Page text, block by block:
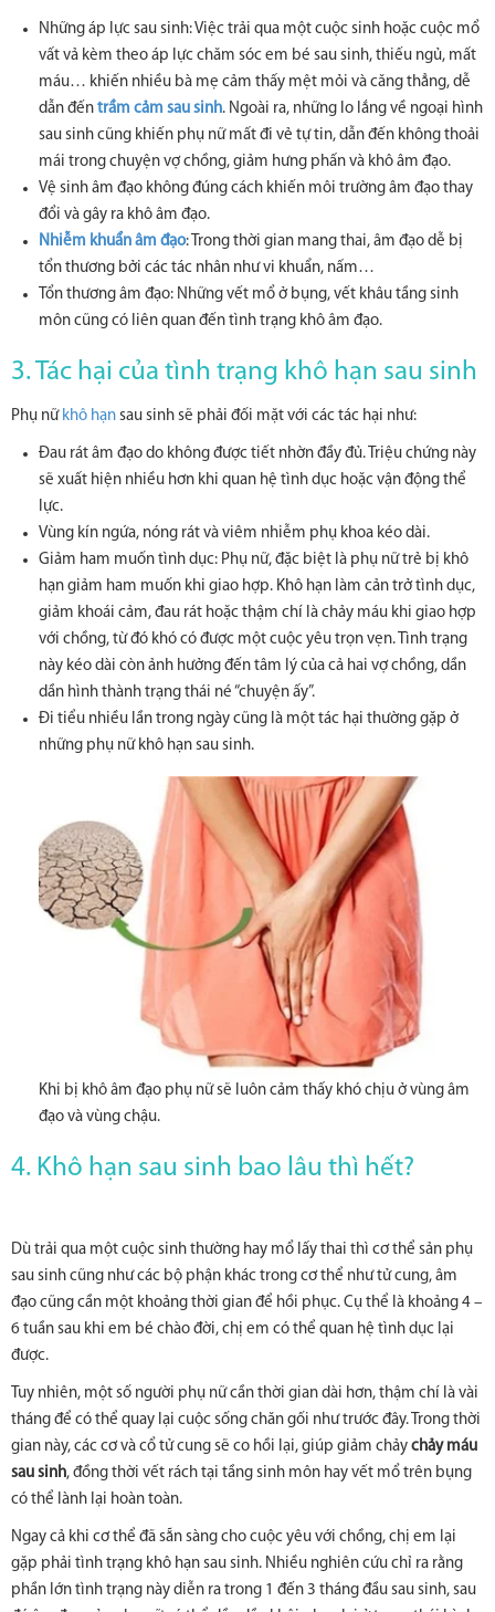
Những áp lực sau sinh: Việc trải qua một cuộc sinh hoặc cuộc mổ
vất vả kèm theo áp lực chăm sóc em bé sau sinh, thiếu ngủ, mất
máu… khiến nhiều bà mẹ cảm thấy mệt mỏi và căng thẳng, dễ
dẫn đến trầm cảm sau sinh. Ngoài ra, những lo lắng về ngoại hình
sau sinh cũng khiến phụ nữ mất đi vẻ tự tin, dẫn đến không thoải
mái trong chuyện vợ chồng, giảm hưng phấn và khô âm đạo.
Vệ sinh âm đạo không đúng cách khiến môi trường âm đạo thay
đổi và gây ra khô âm đạo.
Nhiễm khuẩn âm đạo: Trong thời gian mang thai, âm đạo dễ bị
tổn thương bởi các tác nhân như vi khuẩn, nấm…
Tổn thương âm đạo: Những vết mổ ở bụng, vết khâu tầng sinh
môn cũng có liên quan đến tình trạng khô âm đạo.
3. Tác hại của tình trạng khô hạn sau sinh
Phụ nữ khô hạn sau sinh sẽ phải đối mặt với các tác hại như:
Đau rát âm đạo do không được tiết nhờn đầy đủ. Triệu chứng này
sẽ xuất hiện nhiều hơn khi quan hệ tình dục hoặc vận động thể
lực.
Vùng kín ngứa, nóng rát và viêm nhiễm phụ khoa kéo dài.
Giảm ham muốn tình dục: Phụ nữ, đặc biệt là phụ nữ trẻ bị khô
hạn giảm ham muốn khi giao hợp. Khô hạn làm cản trở tình dục,
giảm khoái cảm, đau rát hoặc thậm chí là chảy máu khi giao hợp
với chồng, từ đó khó có được một cuộc yêu trọn vẹn. Tình trạng
này kéo dài còn ảnh hưởng đến tâm lý của cả hai vợ chồng, dần
dần hình thành trạng thái né “chuyện ấy”.
Đi tiểu nhiều lần trong ngày cũng là một tác hại thường gặp ở
những phụ nữ khô hạn sau sinh.
Khi bị khô âm đạo phụ nữ sẽ luôn cảm thấy khó chịu ở vùng âm
đạo và vùng chậu.
4. Khô hạn sau sinh bao lâu thì hết?
Dù trải qua một cuộc sinh thường hay mổ lấy thai thì cơ thể sản phụ
sau sinh cũng như các bộ phận khác trong cơ thể như tử cung, âm
đạo cũng cần một khoảng thời gian để hồi phục. Cụ thể là khoảng 4 –
6 tuần sau khi em bé chào đời, chị em có thể quan hệ tình dục lại
được.
Tuy nhiên, một số người phụ nữ cần thời gian dài hơn, thậm chí là vài
tháng để có thể quay lại cuộc sống chăn gối như trước đây. Trong thời
gian này, các cơ và cổ tử cung sẽ co hồi lại, giúp giảm chảy chảy máu
sau sinh, đồng thời vết rách tại tầng sinh môn hay vết mổ trên bụng
có thể lành lại hoàn toàn.
Ngay cả khi cơ thể đã sẵn sàng cho cuộc yêu với chồng, chị em lại
gặp phải tình trạng khô hạn sau sinh. Nhiều nghiên cứu chỉ ra rằng
phần lớn tình trạng này diễn ra trong 1 đến 3 tháng đầu sau sinh, sau